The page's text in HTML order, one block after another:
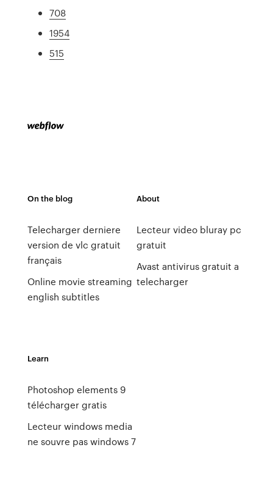
708
1954
515
On the blog
Telecharger derniere
version de vlc gratuit
français
Online movie streaming
english subtitles
About
Lecteur video bluray pc
gratuit
Avast antivirus gratuit a
telecharger
Learn
Photoshop elements 9
télécharger gratis
Lecteur windows media
ne souvre pas windows 7